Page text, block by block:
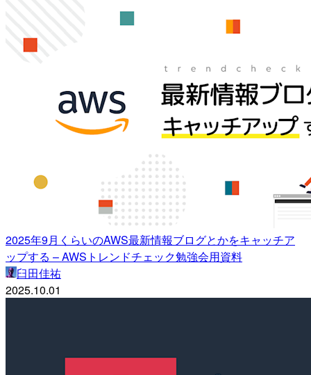
2025年9月くらいのAWS最新情報ブログとかをキャッチア
ップする – AWSトレンドチェック勉強会用資料
臼田佳祐
2025.10.01